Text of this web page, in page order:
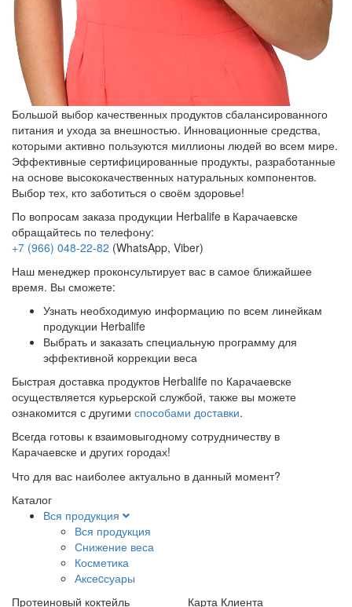
Большой выбор качественных продуктов сбалансированного
питания и ухода за внешностью. Инновационные средства,
которыми активно пользуются миллионы людей во всем мире.
Эффективные сертифицированные продукты, разработанные
на основе высококачественных натуральных компонентов.
Выбор тех, кто заботиться о своём здоровье!
По вопросам заказа продукции Herbalife в Карачаевске
обращайтесь по телефону:
+7 (966) 048-22-82 (WhatsApp, Viber)
Наш менеджер проконсультирует вас в самое ближайшее
время. Вы сможете:
Узнать необходимую информацию по всем линейкам
продукции Herbalife
Выбрать и заказать специальную программу для
эффективной коррекции веса
Быстрая доставка продуктов Herbalife по Карачаевске
осуществляется курьерской службой, также вы можете
ознакомится с другими способами доставки.
Всегда готовы к взаимовыгодному сотрудничеству в
Карачаевске и других городах!
Что для вас наиболее актуально в данный момент?
Каталог
Вся продукция
Вся продукция
Снижение веса
Косметика
Аксеcсуары
Протеиновый коктейль
Карта Клиента